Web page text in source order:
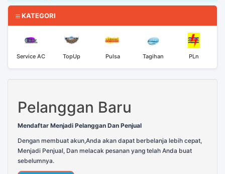
KATEGORI
Service AC TopUp Pulsa Tagihan PLn
Pelanggan Baru
Mendaftar Menjadi Pelanggan Dan Penjual
Dengan membuat akun,Anda akan dapat berbelanja lebih cepat,
Menjadi Penjual, Dan melacak pesanan yang telah Anda buat
sebelumnya.